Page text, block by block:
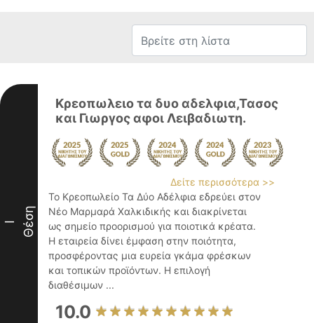
I Θέση
Κρεοπωλειο τα δυο αδελφια,Τασος
και Γιωργος αφοι Λειβαδιωτη.
Δείτε περισσότερα >>
Το Κρεοπωλείο Τα Δύο Αδέλφια εδρεύει στον
Νέο Μαρμαρά Χαλκιδικής και διακρίνεται
ως σημείο προορισμού για ποιοτικά κρέατα.
Η εταιρεία δίνει έμφαση στην ποιότητα,
προσφέροντας μια ευρεία γκάμα φρέσκων
και τοπικών προϊόντων. Η επιλογή
διαθέσιμων ...
10.0